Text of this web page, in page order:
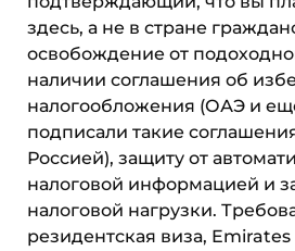
здесь, а не в стране
освобождение от
наличии соглашения об
налогообложения (ОАЭ и
подписали такие
Россией), защиту от
налоговой информацией и
налоговой нагрузки.
резидентская виза,